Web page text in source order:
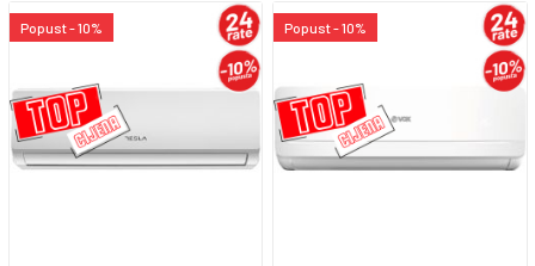
Popust - 10% Popust - 10%